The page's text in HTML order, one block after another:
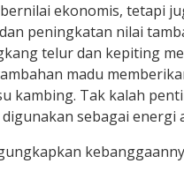
ekonomis, tetapi
peningkatan nilai
telur dan kepiting
madu
kambing. Tak kalah
sebagai